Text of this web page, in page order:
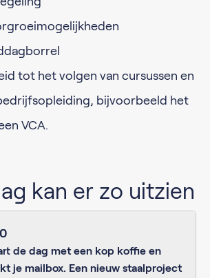
tot het volgen van cursussen en
bijvoorbeeld het
VCA.
kan er zo uitzien
de dag met een kop koffie en
je mailbox. Een nieuw staalproject